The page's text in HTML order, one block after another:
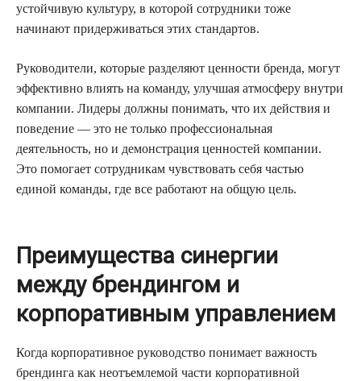
устойчивую культуру, в которой сотрудники тоже
начинают придерживаться этих стандартов.
Руководители, которые разделяют ценности бренда, могут
эффективно влиять на команду, улучшая атмосферу внутри
компании. Лидеры должны понимать, что их действия и
поведение — это не только профессиональная
деятельность, но и демонстрация ценностей компании.
Это помогает сотрудникам чувствовать себя частью
единой команды, где все работают на общую цель.
Преимущества синергии
между брендингом и
корпоративным управлением
Когда корпоративное руководство понимает важность
брендинга как неотъемлемой части корпоративной